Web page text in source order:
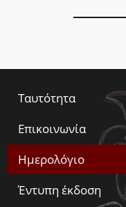
Ταυτότητα
Επικοινωνία
Ημερολόγιο
Έντυπη έκδοση